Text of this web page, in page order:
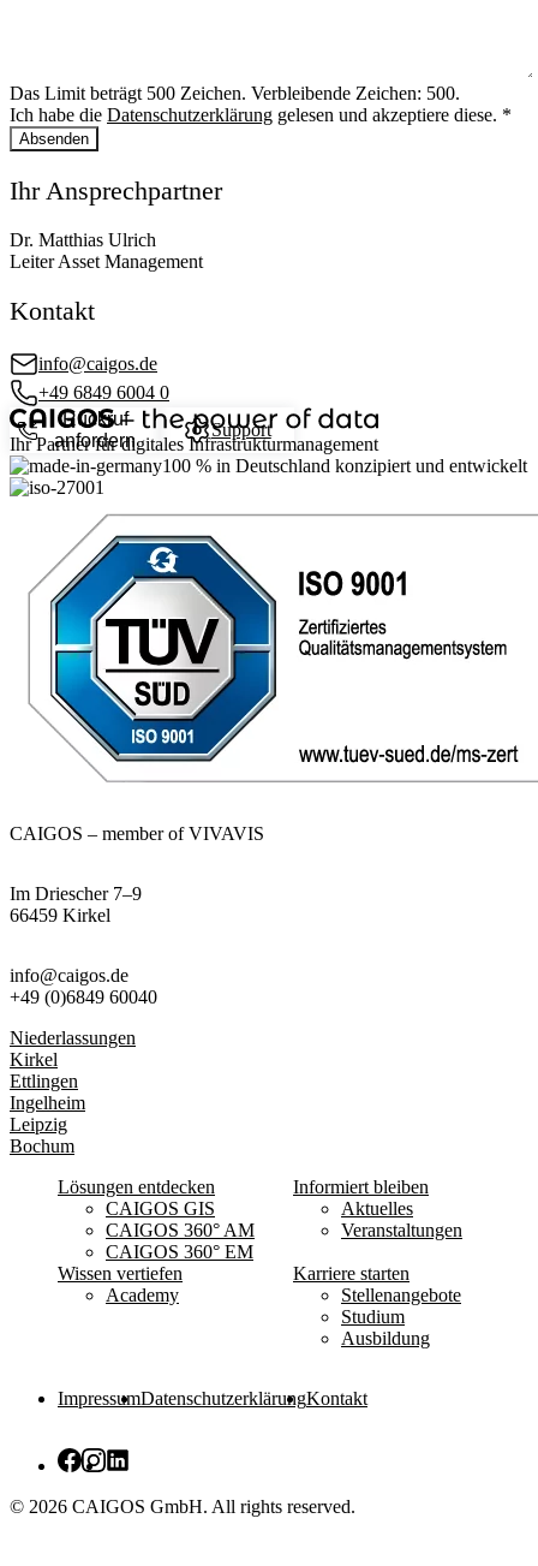
Das Limit beträgt 500 Zeichen. Verbleibende Zeichen: 500.
Ich habe die Datenschutzerklärung gelesen und akzeptiere diese. *
Absenden
Ihr Ansprechpartner
Dr. Matthias Ulrich
Leiter Asset Management
Kontakt
info@caigos.de
+49 6849 6004 0
Rückruf
anfordern
Support
Ihr Partner für digitales Infrastrukturmanagement
100 % in Deutschland konzipiert und entwickelt
CAIGOS – member of VIVAVIS
Im Driescher 7–9
66459 Kirkel
info@caigos.de
+49 (0)6849 60040
Niederlassungen
Kirkel
Ettlingen
Ingelheim
Leipzig
Bochum
Lösungen entdecken
CAIGOS GIS
CAIGOS 360° AM
CAIGOS 360° EM
Informiert bleiben
Aktuelles
Veranstaltungen
Wissen vertiefen
Academy
Karriere starten
Stellenangebote
Studium
Ausbildung
ImpressumDatenschutzerklärungKontakt
© 2026 CAIGOS GmbH. All rights reserved.